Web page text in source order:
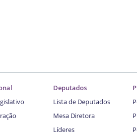
Deputados
Lista de Deputados
Mesa Diretora
Líderes